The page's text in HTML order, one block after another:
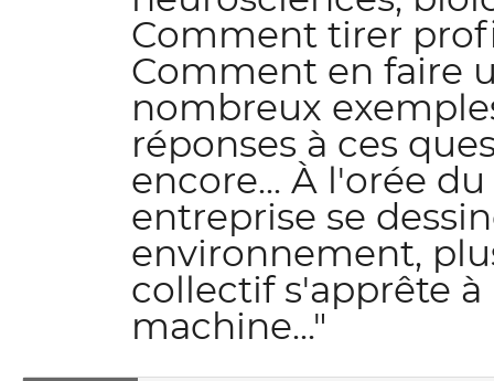
Comment tirer
Comment en faire
nombreux
réponses à ces
encore... À l'orée
entreprise se
environnement,
collectif s'apprête à
machine..."